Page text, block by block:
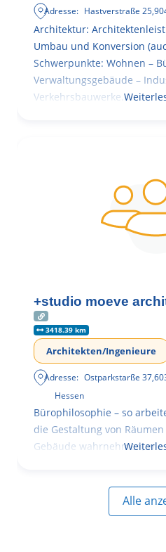
Adresse: Hastverstraße 25,
Architektur:
Umbau und Konversion
Schwerpunkte: Wohnen –
Verwaltungsgebäude –
Verkehrsbauwerke.
+studio moeve
3418.39 km
Architekten/Ingenieure
Adresse: Ostparkstarße 37,
Hessen
Bürophilosophie – so
die Gestaltung von
Gebäude wahrnehmen, wie
Alle